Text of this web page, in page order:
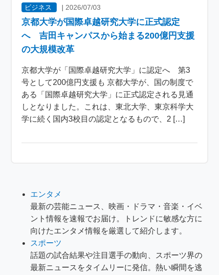
ビジネス | 2026/07/03
京都大学が国際卓越研究大学に正式認定
へ 吉田キャンパスから始まる200億円支援
の大規模改革
京都大学が「国際卓越研究大学」に認定へ 第3
号として200億円支援も 京都大学が、国の制度で
ある「国際卓越研究大学」に正式認定される見通
しとなりました。これは、東北大学、東京科学大
学に続く国内3校目の認定となるもので、2 […]
エンタメ
最新の芸能ニュース、映画・ドラマ・音楽・イベ
ント情報を速報でお届け。トレンドに敏感な方に
向けたエンタメ情報を厳選して紹介します。
スポーツ
話題の試合結果や注目選手の動向、スポーツ界の
最新ニュースをタイムリーに発信。熱い瞬間を逃